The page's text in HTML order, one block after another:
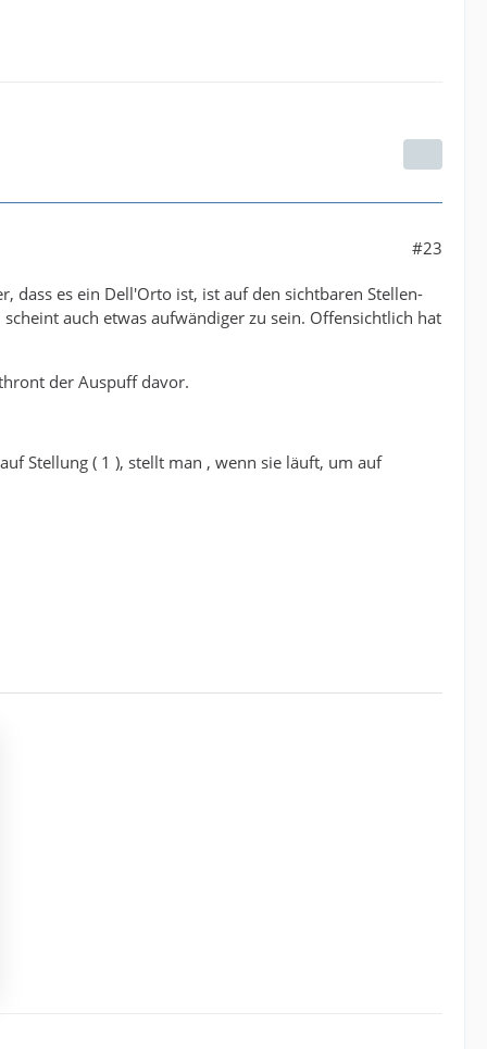
#23
dass es ein Dell'Orto ist, ist auf den sichtbaren Stellen-
auch etwas aufwändiger zu sein. Offensichtlich hat
der Auspuff davor.
Stellung ( 1 ), stellt man , wenn sie läuft, um auf